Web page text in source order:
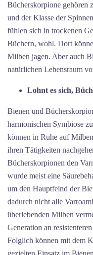
Bücherskorpione gehören
und der Klasse der
fühlen sich in trockenen
Büchern, wohl. Dort
Milben jagen. Aber auch
natürlichen Lebensraum
Lohnt es sich,
Bienen und
harmonischen Symbiose
können in Ruhe auf
ihren Tätigkeiten
Bücherskorpionen den
wurde meist eine
um den Hauptfeind der
dadurch nicht alle
überlebenden Milben
Generation an
Folglich können mit dem